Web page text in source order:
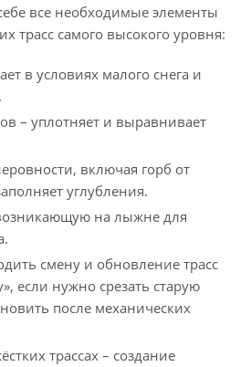
все необходимые элементы
трасс самого высокого уровня:
в условиях малого снега и
– уплотняет и выравнивает
включая горб от
углубления.
на лыжне для
смену и обновление трасс
если нужно срезать старую
после механических
трассах – создание